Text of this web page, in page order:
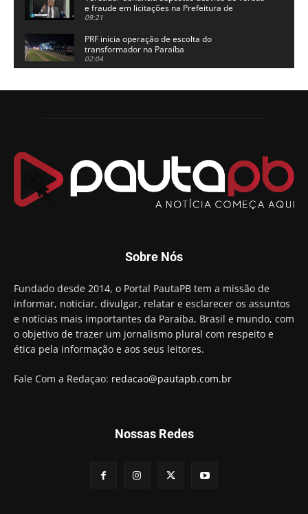
e fraude em licitações na Prefeitura de
Alhandra
09:21
PRF inicia operação de escolta do
transformador na Paraíba
02:04
candidatura a governador da Paraíba
Chapa dos sonhos: Cícero agradece a Galdino,
Arthur Lira parabeniza Karla Pimentel por sua
reeleição em Conde
00:23
Aguinaldo Ribeiro destaca apoio do PP a Hugo
preso e faz vídeo na cadeia
Hugo Motta retira projeto que permitia bancos
"confiscar" dinheiro de clientes
01:49
Descaso da gestão Panta deixa crianças e
professoras 'ilhadas' em creche
00:16
Sobre Nós
Fundado desde 2014, o Portal PautaPB tem a missão de
informar, noticiar, divulgar, relatar e esclarecer os assuntos
e notícias mais importantes da Paraíba, Brasil e mundo, com
o objetivo de trazer um jornalismo plural com respeito e
ética pela informação e aos seus leitores.
Fale Com a Redaçao: redacao@pautapb.com.br
Nossas Redes